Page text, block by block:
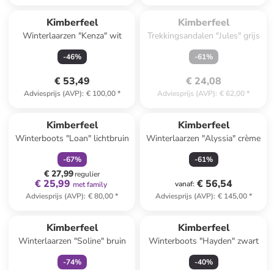
Kimberfeel
Winterlaarzen "Kenza" wit
-46%
€ 53,49
Adviesprijs (AVP): € 100,00*
uitverkocht.
Kimberfeel
Trekkingsandalen "Jules" grijs
-61%
€ 24,08
Adviesprijs (AVP): € 62,00*
Kimberfeel
Winterboots "Loan" lichtbruin
-67%
€ 27,99regulier
€ 25,99 met family
Adviesprijs (AVP): € 80,00*
Kimberfeel
Winterlaarzen "Alyssia" crème
-61%
vanaf: € 56,54
Adviesprijs (AVP): € 145,00*
Kimberfeel
Winterlaarzen "Soline" bruin
-74%
Kimberfeel
Winterboots "Hayden" zwart
-40%